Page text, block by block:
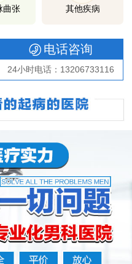
曲张 其他疾病
电话咨询
24小时电话：13206733116